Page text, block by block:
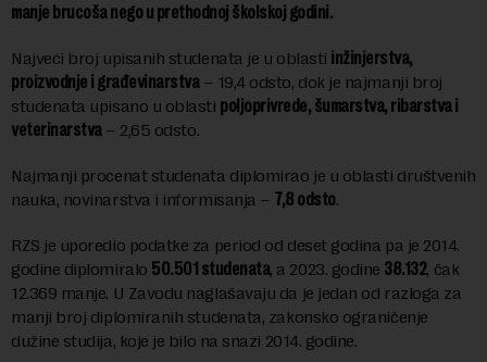
manje brucoša nego u prethodnoj školskoj godini.
Najveći broj upisanih studenata je u oblasti inžinjerstva,
proizvodnje i građevinarstva– 19,4 odsto, dok je najmanji broj
studenata upisano u oblasti poljoprivrede, šumarstva, ribarstva i
veterinarstva– 2,65 odsto.
Najmanji procenat studenata diplomirao je u oblasti društvenih
nauka, novinarstva i informisanja – 7,8 odsto.
RZS je uporedio podatke za period od deset godina pa je 2014.
godine diplomiralo 50.501 studenata, a 2023. godine 38.132, čak
12.369 manje. U Zavodu naglašavaju da je jedan od razloga za
manji broj diplomiranih studenata, zakonsko ograničenje
dužine studija, koje je bilo na snazi 2014. godine.